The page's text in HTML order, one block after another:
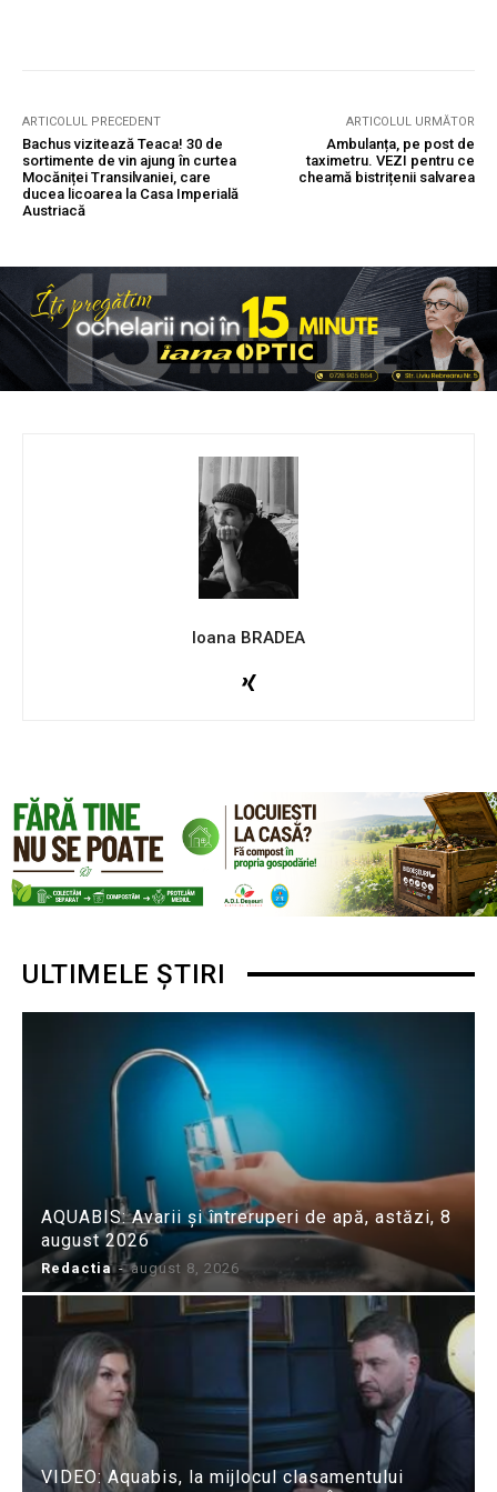
ARTICOLUL PRECEDENT
Bachus vizitează Teaca! 30 de
sortimente de vin ajung în curtea
Mocăniței Transilvaniei, care
ducea licoarea la Casa Imperială
Austriacă
ARTICOLUL URMĂTOR
Ambulanța, pe post de
taximetru. VEZI pentru ce
cheamă bistrițenii salvarea
Ioana BRADEA
ULTIMELE ȘTIRI
AQUABIS: Avarii și întreruperi de apă, astăzi, 8
august 2026
Redactia - august 8, 2026
VIDEO: Aquabis, la mijlocul clasamentului